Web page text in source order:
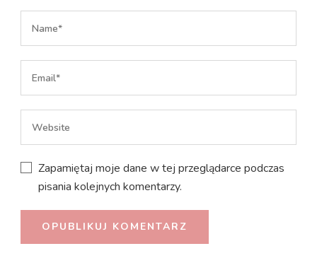
Zapamiętaj moje dane w tej przeglądarce podczas
pisania kolejnych komentarzy.